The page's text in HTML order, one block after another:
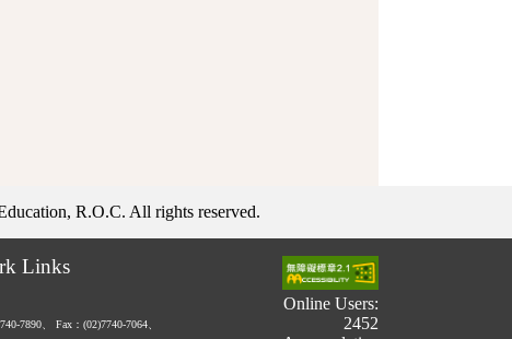
R.O.C. All rights reserved.
Links
7890、
Fax：(02)7740-7064、
Online Users:
2452